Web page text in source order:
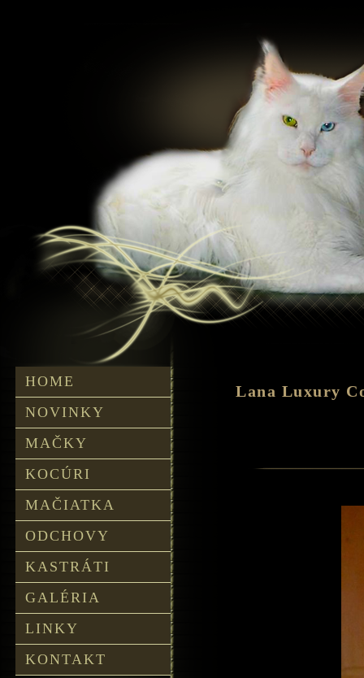
HOME
NOVINKY
MAČKY
KOCÚRI
MAČIATKA
ODCHOVY
KASTRÁTI
GALÉRIA
LINKY
KONTAKT
Lana Luxury